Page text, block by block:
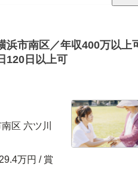
浜市南区／年収400万以上
120日以上可
区 六ツ川
万円 / 賞